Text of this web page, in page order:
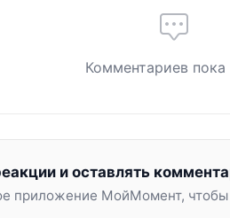
Комментариев пока
и оставлять
приложение МойМомент,